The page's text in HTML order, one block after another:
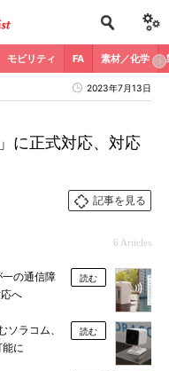
モビリティ FA 素材／化学
2023年7月13日
に正式対応、対応
記事を見る
6 Articles
の通信障
へ
読む
ラコム、
に
読む